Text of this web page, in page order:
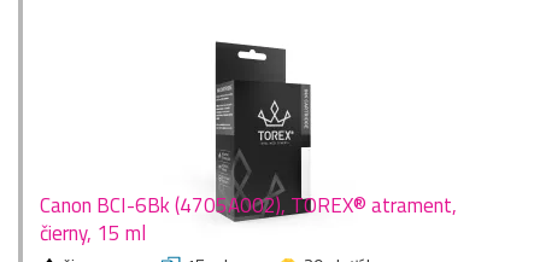
Canon BCI-6Bk (4705A002), TOREX® atrament,
čierny, 15 ml